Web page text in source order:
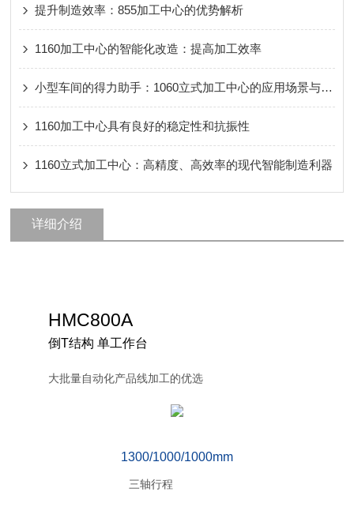
提升制造效率：855加工中心的优势解析
1160加工中心的智能化改造：提高加工效率
小型车间的得力助手：1060立式加工中心的应用场景与能力分析
1160加工中心具有良好的稳定性和抗振性
1160立式加工中心：高精度、高效率的现代智能制造利器
详细介绍
HMC800A
倒T结构 单工作台
大批量自动化产品线加工的优选
1300/1000/1000mm
三轴行程